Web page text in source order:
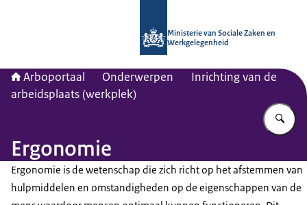
Ministerie van Sociale Zaken en
Werkgelegenheid
Arboportaal Onderwerpen
Inrichting van de
arbeidsplaats (werkplek)
Ergonomie
Ergonomie is de wetenschap die zich richt op het afstemmen van
hulpmiddelen en omstandigheden op de eigenschappen van de